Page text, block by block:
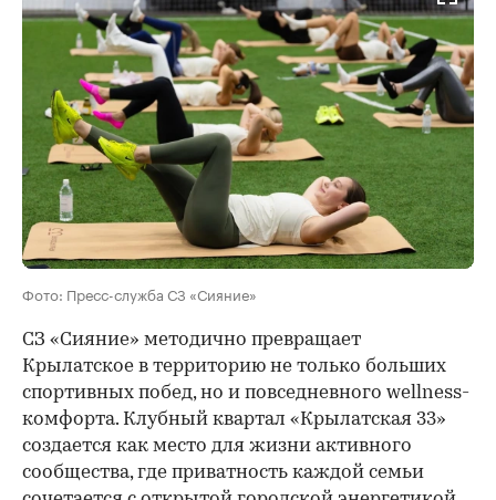
Фото: Пресс-служба СЗ «Сияние»
СЗ «Сияние» методично превращает
Крылатское в территорию не только больших
спортивных побед, но и повседневного wellness-
комфорта. Клубный квартал «Крылатская 33»
создается как место для жизни активного
сообщества, где приватность каждой семьи